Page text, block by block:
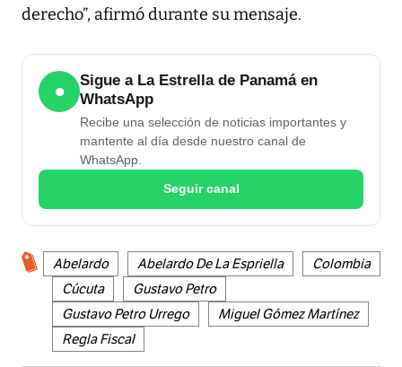
derecho”, afirmó durante su mensaje.
●
Sigue a La Estrella de Panamá en
WhatsApp
Recibe una selección de noticias importantes y
mantente al día desde nuestro canal de
WhatsApp.
Seguir canal
Abelardo Abelardo De La Espriella
Colombia
Cúcuta
Gustavo Petro
Gustavo Petro Urrego
Miguel Gómez Martínez
Regla Fiscal